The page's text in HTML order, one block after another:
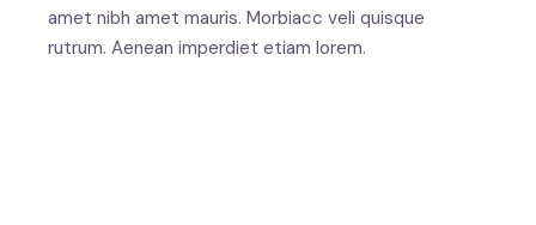
amet nibh amet mauris. Morbiacc veli quisque
rutrum. Aenean imperdiet etiam lorem.